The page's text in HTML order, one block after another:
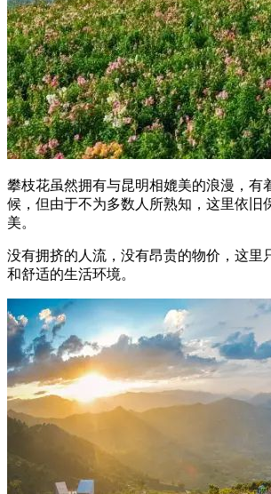
攀枝花虽然拥有与昆明相媲美的浪漫，有
候，但由于不为多数人所熟知，这里依旧
美。
没有拥挤的人流，没有昂贵的物价，这里
和舒适的生活环境。